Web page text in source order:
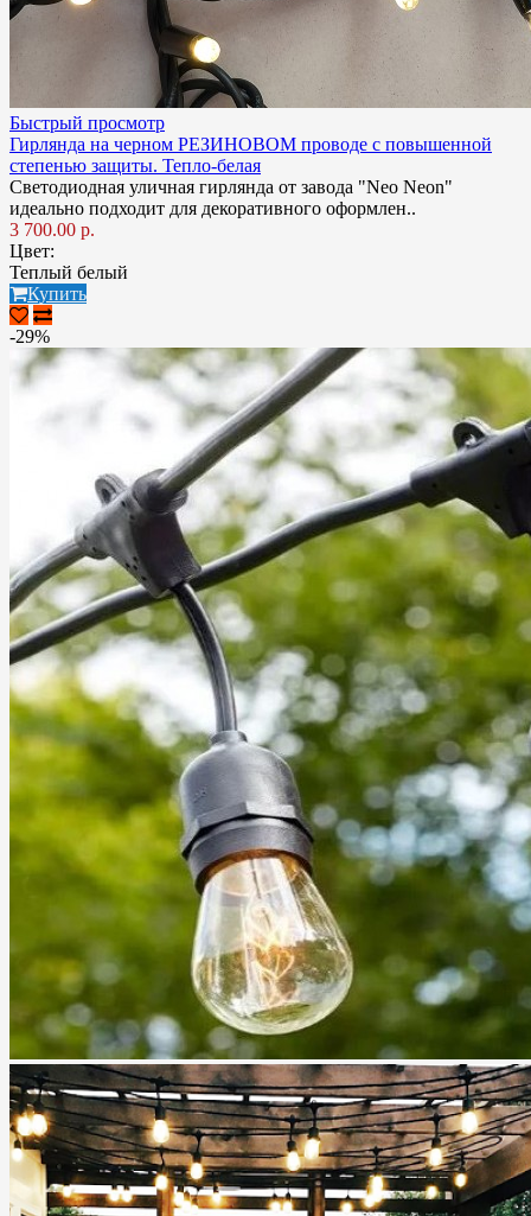
Быстрый просмотр
Гирлянда на черном РЕЗИНОВОМ проводе с повышенной
степенью защиты. Тепло-белая
Светодиодная уличная гирлянда от завода "Neo Neon"
идеально подходит для декоративного оформлен..
3 700.00 р.
Цвет:
Теплый белый
Купить
-29%